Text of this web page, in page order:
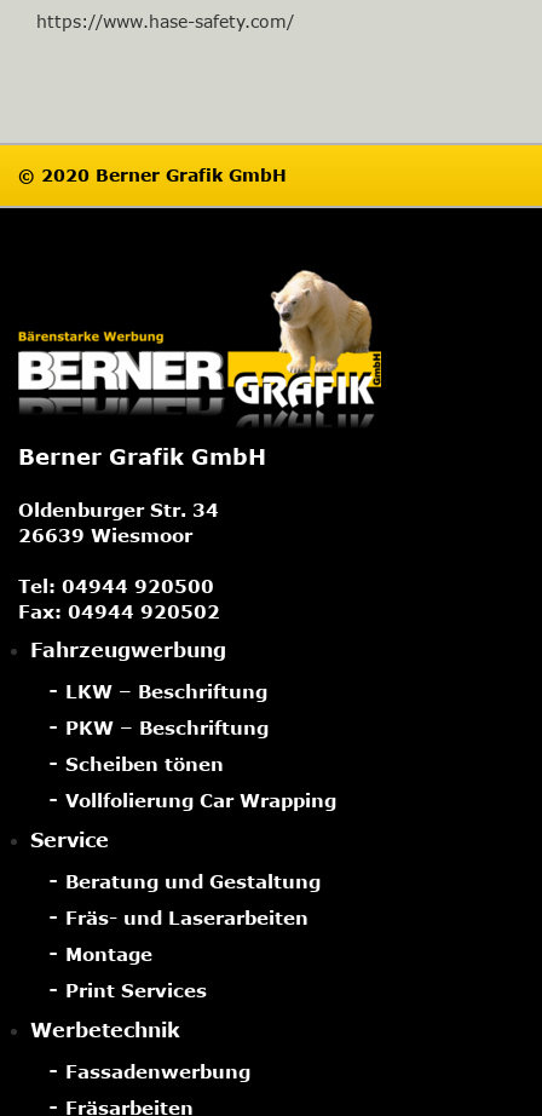
https://www.hase-safety.com/
© 2020 Berner Grafik GmbH
Berner Grafik GmbH
Oldenburger Str. 34
26639 Wiesmoor
Tel: 04944 920500
Fax: 04944 920502
Fahrzeugwerbung
LKW – Beschriftung
PKW – Beschriftung
Scheiben tönen
Vollfolierung Car Wrapping
Service
Beratung und Gestaltung
Fräs- und Laserarbeiten
Montage
Print Services
Werbetechnik
Fassadenwerbung
Fräsarbeiten